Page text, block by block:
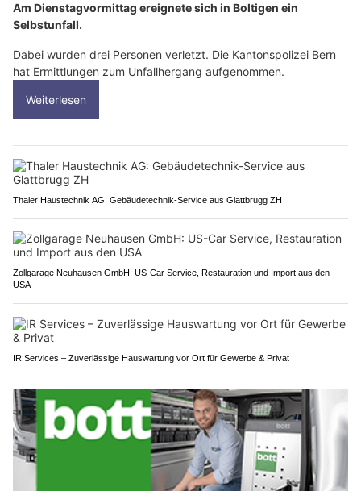
Am Dienstagvormittag ereignete sich in Boltigen ein
Selbstunfall.
Dabei wurden drei Personen verletzt. Die Kantonspolizei Bern
hat Ermittlungen zum Unfallhergang aufgenommen.
Weiterlesen
Thaler Haustechnik AG: Gebäudetechnik-Service aus Glattbrugg ZH
Zollgarage Neuhausen GmbH: US-Car Service, Restauration und Import aus den
USA
IR Services – Zuverlässige Hauswartung vor Ort für Gewerbe & Privat